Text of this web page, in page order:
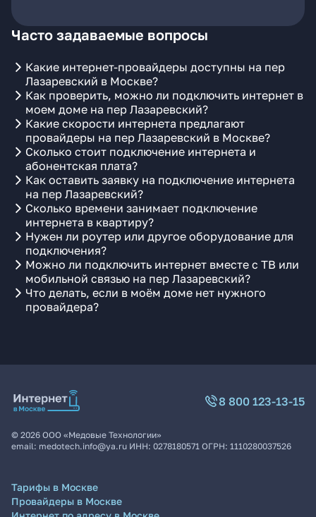
Часто задаваемые вопросы
Какие интернет-провайдеры доступны на пер
Лазаревский в Москве?
Как проверить, можно ли подключить интернет в
моем доме на пер Лазаревский?
Какие скорости интернета предлагают
провайдеры на пер Лазаревский в Москве?
Сколько стоит подключение интернета и
абонентская плата?
Как оставить заявку на подключение интернета
на пер Лазаревский?
Сколько времени занимает подключение
интернета в квартиру?
Нужен ли роутер или другое оборудование для
подключения?
Можно ли подключить интернет вместе с ТВ или
мобильной связью на пер Лазаревский?
Что делать, если в моём доме нет нужного
провайдера?
8 800 123-13-15
© 2026 ООО «Медовые Технологии»
email: medotech.info@ya.ru ИНН: 0278180571 ОГРН: 1110280037526
Тарифы в Москве
Провайдеры в Москве